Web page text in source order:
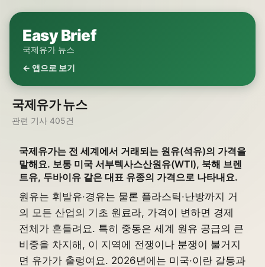
Easy Brief
국제유가 뉴스
← 앱으로 보기
국제유가 뉴스
관련 기사 405건
국제유가는 전 세계에서 거래되는 원유(석유)의 가격을
말해요. 보통 미국 서부텍사스산원유(WTI), 북해 브렌
트유, 두바이유 같은 대표 유종의 가격으로 나타내요.
원유는 휘발유·경유는 물론 플라스틱·난방까지 거
의 모든 산업의 기초 원료라, 가격이 변하면 경제
전체가 흔들려요. 특히 중동은 세계 원유 공급의 큰
비중을 차지해, 이 지역에 전쟁이나 분쟁이 불거지
면 유가가 출렁여요. 2026년에는 미국·이란 갈등과